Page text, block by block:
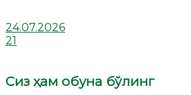
24.07.2026
21
Сиз ҳам обуна бўлинг